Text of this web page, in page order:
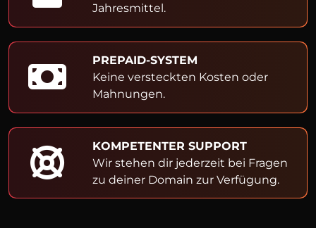
Jahresmittel.
PREPAID-SYSTEM
Keine versteckten Kosten oder
Mahnungen.
KOMPETENTER SUPPORT
Wir stehen dir jederzeit bei Fragen
zu deiner Domain zur Verfügung.